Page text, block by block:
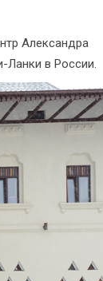
Александра
Ланки в России.